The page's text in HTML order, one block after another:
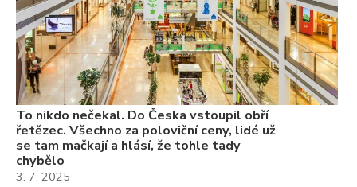
To nikdo nečekal. Do Česka vstoupil obří
řetězec. Všechno za poloviční ceny, lidé už
se tam mačkají a hlásí, že tohle tady
chybělo
3. 7. 2025